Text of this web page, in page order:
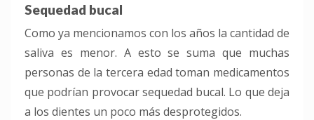
Sequedad bucal
Como ya mencionamos con los años la cantidad de
saliva es menor. A esto se suma que muchas
personas de la tercera edad toman medicamentos
que podrían provocar sequedad bucal. Lo que deja
a los dientes un poco más desprotegidos.